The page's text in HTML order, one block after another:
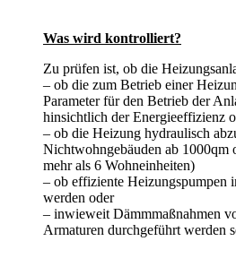
Was wird kontrolliert?
Zu prüfen ist, ob die
– ob die zum Betrieb einer
Parameter für den Betrieb der
hinsichtlich der Energieeffizienz
– ob die Heizung hydraulisch
Nichtwohngebäuden ab 1000qm
mehr als 6 Wohneinheiten)
– ob effiziente Heizungspumpen
werden oder
– inwieweit Dämmmaßnahmen
Armaturen durchgeführt werden